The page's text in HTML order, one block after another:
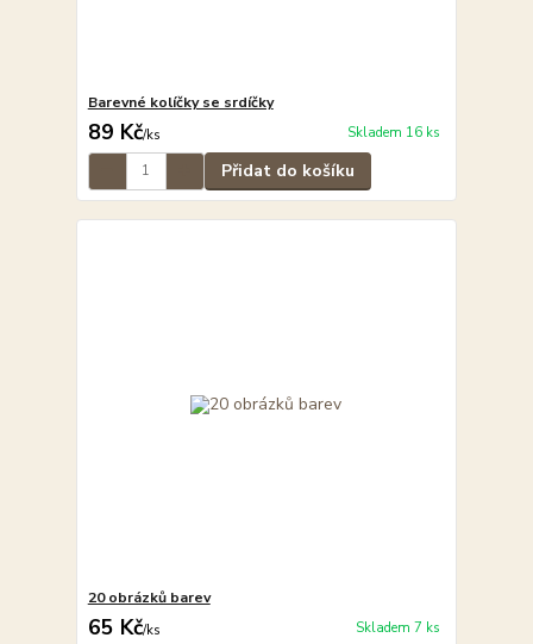
Barevné kolíčky se srdíčky
89 Kč/ks Skladem 16 ks
Přidat do košíku
20 obrázků barev
65 Kč/ks Skladem 7 ks